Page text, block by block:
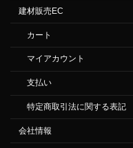
建材販売EC
カート
マイアカウント
支払い
特定商取引法に関する表記
会社情報